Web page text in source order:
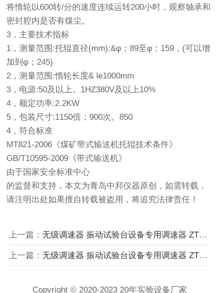
将惰轮以600转/分的速度连续运转200小时，观察轴承和
密封腔内是否有煤尘。
3，主要技术指标
1，测量范围:托辊直径(mm):&φ；89至φ；159，(可以增
加到φ；245)
2，测量范围:惰轮长度& le1000mm
3，电源:50及以上。1HZ380V及以上10%
4，额定功率:2.2KW
5，包装尺寸:1150倍；900次。850
4，符合标准
MT821-2006《煤矿带式输送机托辊技术条件》
GB/T10595-2009《带式输送机》
由于国家安全标准中心
的监督和支持，本文为青岛中邦仪器原创，如需转载，
请注明出处如果擅自转载被盗用，将追究法律责任！
上一篇： 无级调速器 振动试验台设备专用调速器 ZTTS2
上一篇： 无级调速器 振动试验台设备专用调速器 ZTTS2
Copyright © 2020-2023 20年实验设备厂家